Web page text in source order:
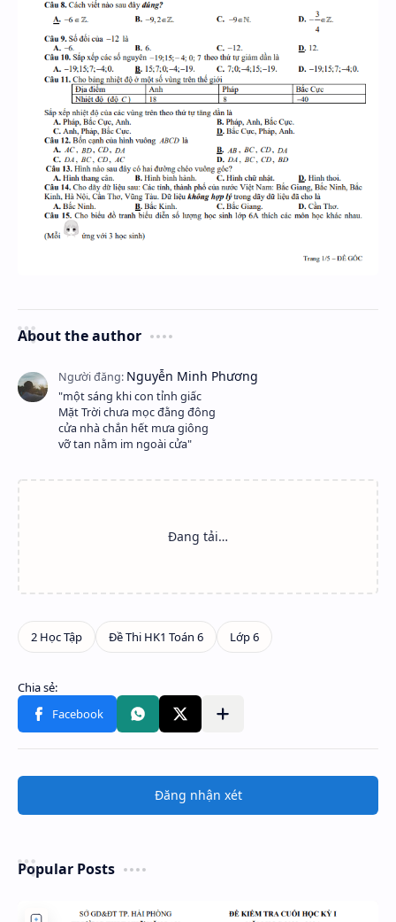
About the author
"một sáng khi con tỉnh giấc
Mặt Trời chưa mọc đằng đông
cửa nhà chắn hết mưa giông
vỡ tan nằm im ngoài cửa"
Đăng nhận xét
Popular Posts